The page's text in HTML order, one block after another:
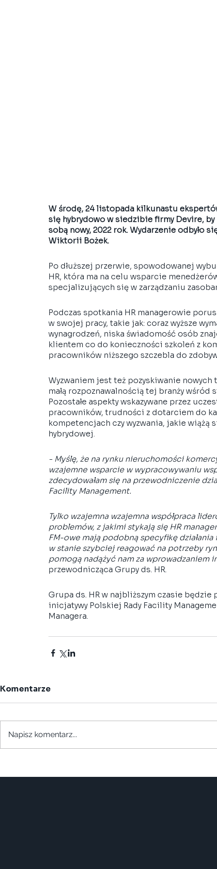
W środę, 24 listopada kilkunastu
się hybrydowo w siedzibie firmy Devire,
sobą nowy, 2022 rok. Wydarzenie
Wiktorii Bożek.
Po dłuższej przerwie, spowodowanej
HR, która ma na celu wsparcie
specjalizujących się w zarządzaniu
Podczas spotkania HR managerowie
w swojej pracy, takie jak: coraz wyższe
wynagrodzeń, niska świadomość osób
klientem co do konieczności szkoleń z
pracowników niższego szczebla do
Wyzwaniem jest też pozyskiwanie
małą rozpoznawalnością tej branży
Pozostałe aspekty wskazywane przez
pracowników, trudności z dotarciem do
kompetencjach czy wyzwania, jakie
hybrydowej.
- Myślę, że na rynku nieruchomości
wzajemne wsparcie w wypracowywaniu
zdecydowałam się na przewodniczenie
Facility Management.
Tylko wzajemna wzajemna współpraca
problemów, z jakimi stykają się HR
FM-owe mają podobną specyfikę
w stanie szybciej reagować na potrzeby
pomogą nadążyć nam za wprowadzaniem
przewodnicząca Grupy ds. HR.
Grupa ds. HR w najbliższym czasie
inicjatywy Polskiej Rady Facility
Managera.
Komentarze
Napisz komentarz...